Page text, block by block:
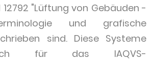
12792 "Lüftung von Gebäuden -
und grafische
sind. Diese Systeme
für das IAQVS-